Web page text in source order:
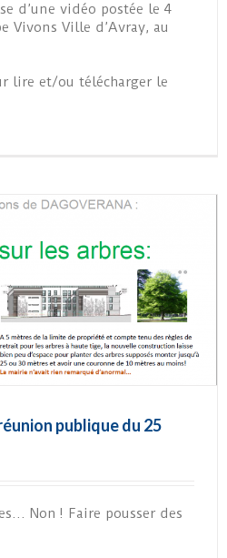
d’une vidéo postée le 4
Vivons Ville d’Avray, au
lire et/ou télécharger le
publique du 25
Non ! Faire pousser des